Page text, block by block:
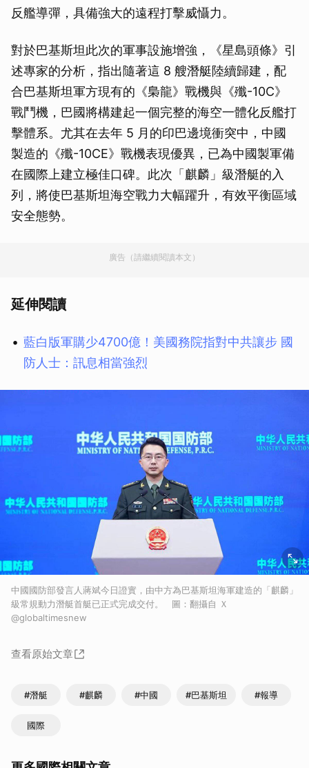
反艦導彈，具備強大的遠程打擊威懾力。
對於巴基斯坦此次的軍事設施增強，《星島頭條》引
述專家的分析，指出隨著這 8 艘潛艇陸續歸建，配
合巴基斯坦軍方現有的《梟龍》戰機與《殲-10C》
戰鬥機，巴國將構建起一個完整的海空一體化反艦打
擊體系。尤其在去年 5 月的印巴邊境衝突中，中國
製造的《殲-10CE》戰機表現優異，已為中國製軍備
在國際上建立極佳口碑。此次「麒麟」級潛艇的入
列，將使巴基斯坦海空戰力大幅躍升，有效平衡區域
安全態勢。
廣告（請繼續閱讀本文）
延伸閱讀
藍白版軍購少4700億！美國務院指對中共讓步 國
防人士：訊息相當強烈
中國國防部發言人蔣斌今日證實，由中方為巴基斯坦海軍建造的「麒麟」
級常規動力潛艇首艇已正式完成交付。 圖：翻攝自 Ｘ
@globaltimesnew
查看原始文章
#潛艇 #麒麟 #中國 #巴基斯坦 #報導
國際